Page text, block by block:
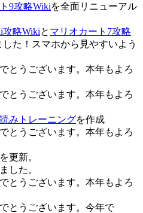
9攻略Wikiを全面リニューアル
攻略Wikiと マリオカート7攻略
た！スマホから見やすいよう
とうございます。本年もよろ
とうございます。本年もよろ
みトレーニングを作成
とうございます。本年もよろ
を更新。
した。
とうございます。本年もよろ
とうございます。今年で